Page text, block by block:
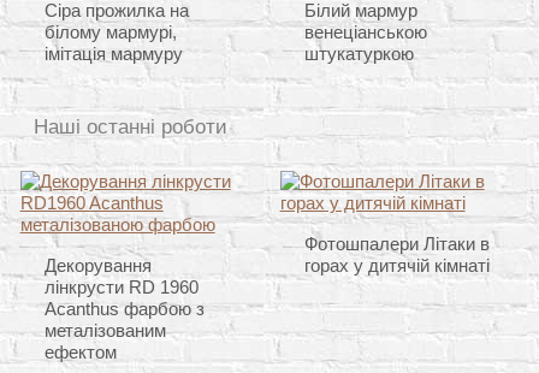
Сіра прожилка на
білому мармурі,
імітація мармуру
Білий мармур
венеціанською
штукатуркою
Наші останні роботи
Декорування
лінкрусти RD 1960
Acanthus фарбою з
металізованим
ефектом
Фотошпалери Літаки в
горах у дитячій кімнаті